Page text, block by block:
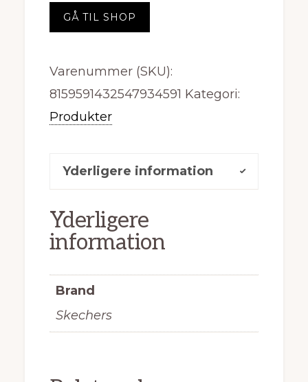
var:
GÅ TIL SHOP
Varenummer (SKU):
8159591432547934591 Kategori:
Produkter
Yderligere information
Yderligere
information
Brand
Skechers